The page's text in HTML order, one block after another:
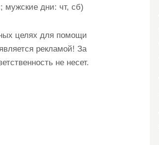
мужские дни: чт, сб)
целях для помощи
рекламой! За
не несет.